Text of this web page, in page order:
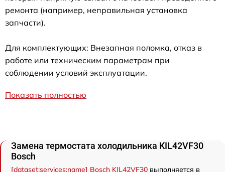
ремонта (например, неправильная установка
запчасти).
Для комплектующих: Внезапная поломка, отказ в
работе или техническим параметрам при
соблюдении условий эксплуатации.
Показать полностью
Замена термостата холодильника KIL42VF30
Bosch
[dataset:services:name] Bosch KIL42VF30 выполняется в